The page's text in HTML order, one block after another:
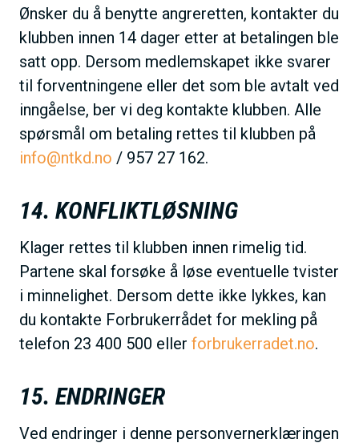
Ønsker du å benytte angreretten, kontakter du
klubben innen 14 dager etter at betalingen ble
satt opp. Dersom medlemskapet ikke svarer
til forventningene eller det som ble avtalt ved
inngåelse, ber vi deg kontakte klubben. Alle
spørsmål om betaling rettes til klubben på
info@ntkd.no / 957 27 162.
14. KONFLIKTLØSNING
Klager rettes til klubben innen rimelig tid.
Partene skal forsøke å løse eventuelle tvister
i minnelighet. Dersom dette ikke lykkes, kan
du kontakte Forbrukerrådet for mekling på
telefon 23 400 500 eller forbrukerradet.no.
15. ENDRINGER
Ved endringer i denne personvernerklæringen